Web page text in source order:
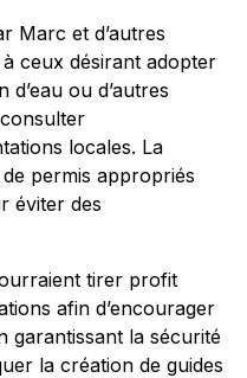
Marc et d’autres
ceux désirant adopter
ou d’autres
locales. La
permis appropriés
éviter des
tirer profit
afin d’encourager
garantissant la sécurité
la création de guides